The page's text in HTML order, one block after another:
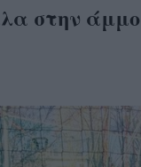
στην άμμο